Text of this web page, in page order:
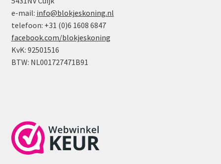
e-mail: info@blokjeskoning.nl
telefoon: +31 (0)6 1608 6847
facebook.com/blokjeskoning
KvK: 92501516
BTW: NL001727471B91